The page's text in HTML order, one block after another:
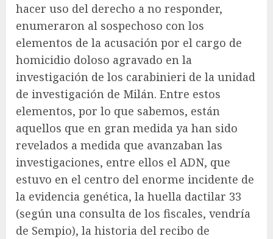
hacer uso del derecho a no responder,
enumeraron al sospechoso con los
elementos de la acusación por el cargo de
homicidio doloso agravado en la
investigación de los carabinieri de la unidad
de investigación de Milán. Entre estos
elementos, por lo que sabemos, están
aquellos que en gran medida ya han sido
revelados a medida que avanzaban las
investigaciones, entre ellos el ADN, que
estuvo en el centro del enorme incidente de
la evidencia genética, la huella dactilar 33
(según una consulta de los fiscales, vendría
de Sempio), la historia del recibo de